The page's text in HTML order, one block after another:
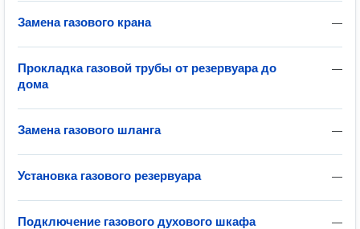
—
Замена газового крана
—
Прокладка газовой трубы от резервуара до
дома
—
Замена газового шланга
—
Установка газового резервуара
—
Подключение газового духового шкафа